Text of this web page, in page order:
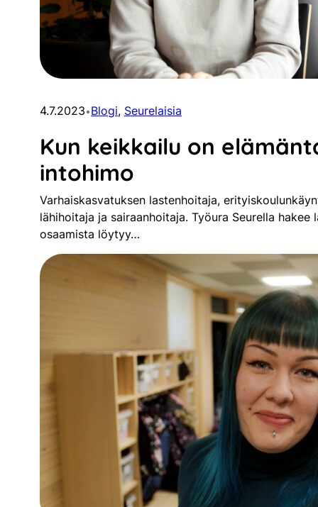
4.7.2023•Blogi, Seurelaisia
Kun keikkailu on
intohimo
Varhaiskasvatuksen lastenhoitaja,
lähihoitaja ja sairaanhoitaja. Työura Seurella hakee
osaamista löytyy…